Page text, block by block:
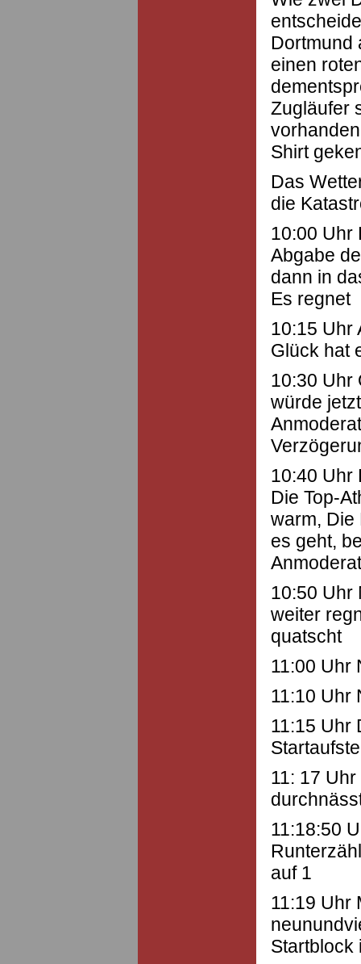
Dortmund
einen
Zugläufer
Shirt
Das
die
10:00 Uhr
Abgabe
dann in
Es regnet
10:15 Uhr
Glück hat
10:30 Uhr
würde
10:40 Uhr
Die Top-
warm, Die
es geht,
10:50 Uhr
weiter
quatscht
11:00 Uhr
11:10 Uhr
11:15 Uhr
11: 17
11:18:50
auf 1
11:19 Uhr
Startblock